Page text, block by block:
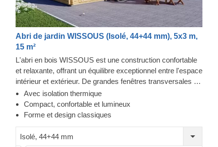
Abri de jardin WISSOUS (Isolé, 44+44 mm), 5x3 m,
15 m²
L'abri en bois WISSOUS est une construction confortable
et relaxante, offrant un équilibre exceptionnel entre l'espace
intérieur et extérieur. De grandes fenêtres transversales et
des portes d'entrée doubles garantissent une lumière
naturelle abondante à l'intérieur, tandis que son avancée de
toit élégante fournit l'ombre nécessaire pour y placer une
Avec isolation thermique
Compact, confortable et lumineux
Forme et design classiques
Isolé, 44+44 mm